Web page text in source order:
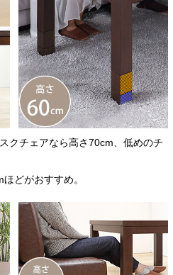
クチェアなら高さ70cm、低めのチ
どがおすすめ。